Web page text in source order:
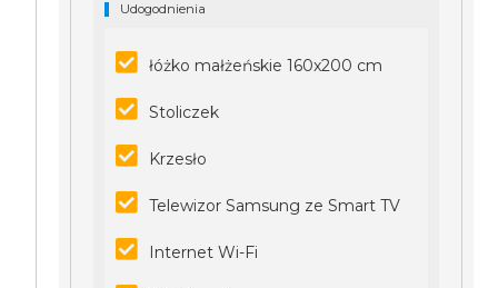
Udogodnienia
łóżko małżeńskie 160x200 cm
Stoliczek
Krzesło
Telewizor Samsung ze Smart TV
Internet Wi-Fi